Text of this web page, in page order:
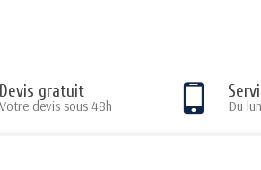
Devis gratuit
Votre devis sous 48h Du